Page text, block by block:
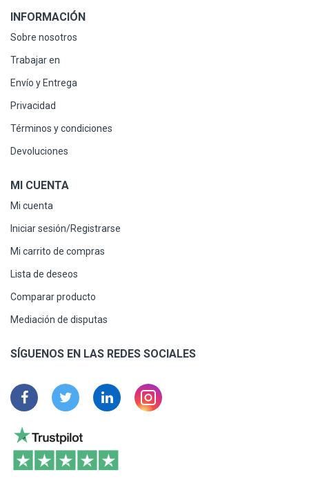
INFORMACIÓN
Sobre nosotros
Trabajar en
Envío y Entrega
Privacidad
Términos y condiciones
Devoluciones
MI CUENTA
Mi cuenta
Iniciar sesión/Registrarse
Mi carrito de compras
Lista de deseos
Comparar producto
Mediación de disputas
SÍGUENOS EN LAS REDES SOCIALES